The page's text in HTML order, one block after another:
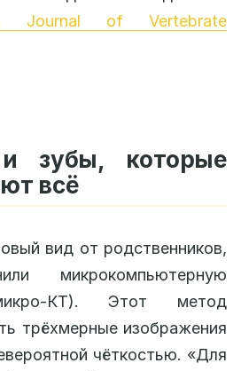
в Journal of Vertebrate
зубы, которые
всё
вид от родственников,
микрокомпьютерную
КТ). Этот метод
трёхмерные изображения
чёткостью. «Для